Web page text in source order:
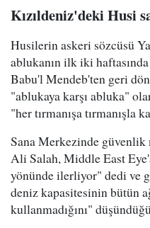
Kızıldeniz'deki Husi
Husilerin askeri sözcüsü
ablukanın ilk iki
Babu'l Mendeb'ten geri
"ablukaya karşı abluka"
"her tırmanışa tırmanışla
Sana Merkezinde güvenlik
Ali Salah, Middle East
yönünde ilerliyor" dedi ve
deniz kapasitesinin bütün
kullanmadığını"